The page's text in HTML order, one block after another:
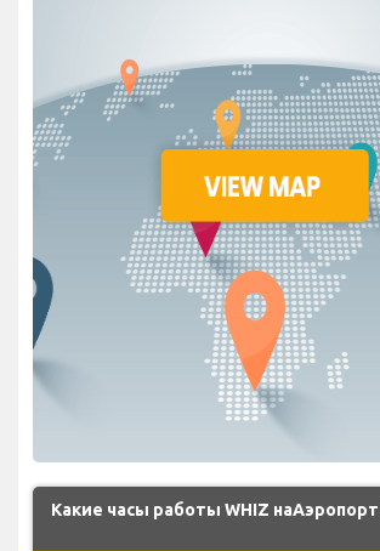
Какие часы работы WHIZ наАэропорт